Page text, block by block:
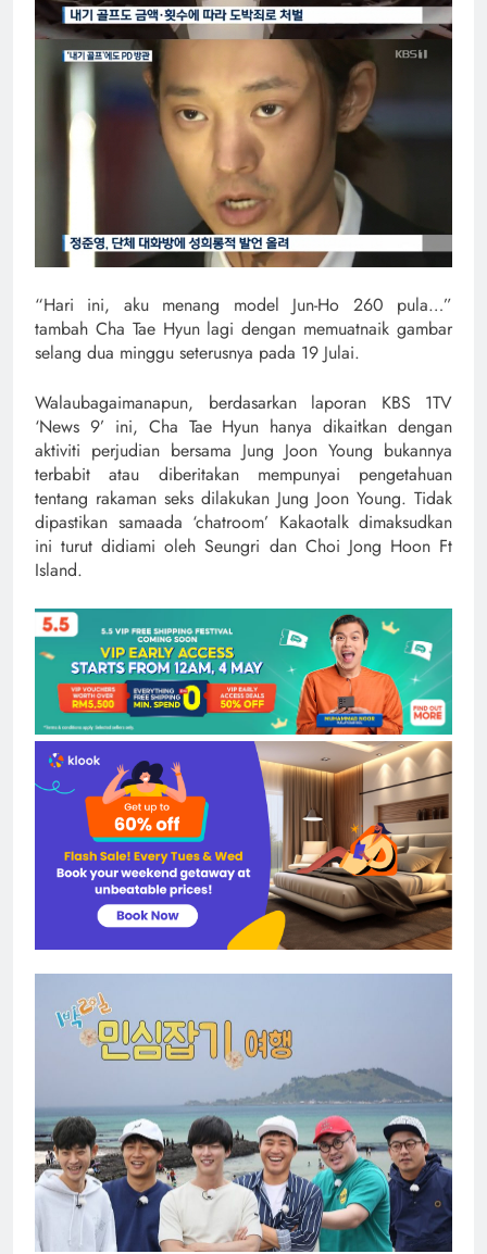
“Hari ini, aku menang model Jun-Ho 260 pula…”
tambah Cha Tae Hyun lagi dengan memuatnaik gambar
selang dua minggu seterusnya pada 19 Julai.
Walaubagaimanapun, berdasarkan laporan KBS 1TV
‘News 9’ ini, Cha Tae Hyun hanya dikaitkan dengan
aktiviti perjudian bersama Jung Joon Young bukannya
terbabit atau diberitakan mempunyai pengetahuan
tentang rakaman seks dilakukan Jung Joon Young. Tidak
dipastikan samaada ‘chatroom’ Kakaotalk dimaksudkan
ini turut didiami oleh Seungri dan Choi Jong Hoon Ft
Island.